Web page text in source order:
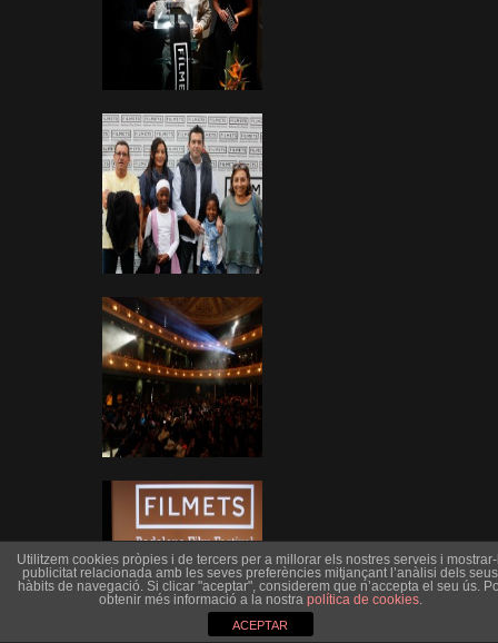
Utilitzem cookies pròpies i de tercers per a millorar els nostres serveis i
publicitat relacionada amb les seves preferències mitjançant l’anàlisi dels seus
hàbits de navegació. Si clicar "aceptar", considerem que n’accepta el seu ús.
obtenir més informació a la nostra política de cookies.
ACEPTAR